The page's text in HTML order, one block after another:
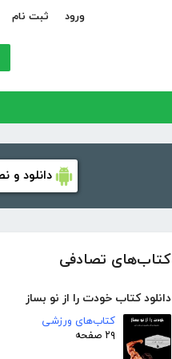
ورود ثبت نام
دانلود و
کتاب‌های تصادفی
دانلود کتاب خودت را از نو بساز
کتاب‌های ورزشی
۲۹ صفحه